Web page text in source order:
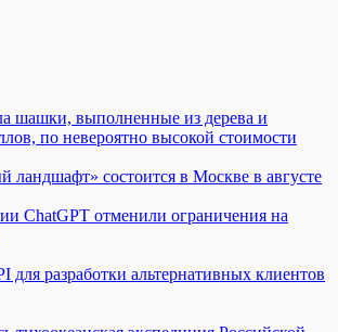
шашки, выполненные из дерева и
по невероятно высокой стоимости
состоится в Москве в августе
ChatGPT отменили ограничения на
для разработки альтернативных клиентов